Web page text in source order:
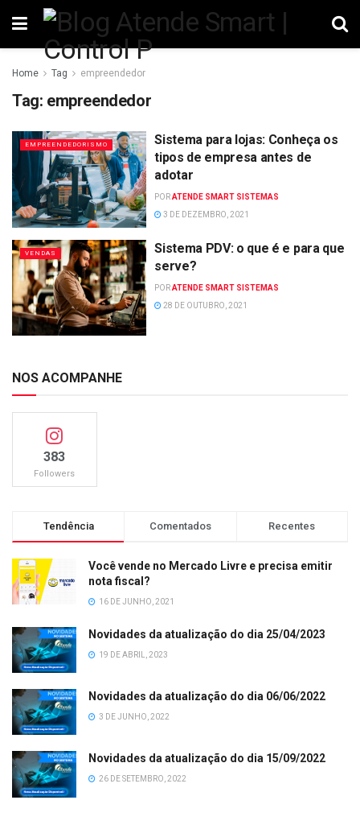
Home Tag empreendedor
Tag: empreendedor
EMPREENDEDORISMO
Sistema para lojas: Conheça os
tipos de empresa antes de
adotar
PORATENDE SMART SISTEMAS
3 DE DEZEMBRO, 2021
VENDAS
Sistema PDV: o que é e para que
serve?
PORATENDE SMART SISTEMAS
28 DE OUTUBRO, 2021
NOS ACOMPANHE
383
Followers
Tendência Comentados Recentes
Você vende no Mercado Livre e precisa emitir
nota fiscal?
16 DE JUNHO, 2021
Novidades da atualização do dia 25/04/2023
19 DE ABRIL, 2023
Novidades da atualização do dia 06/06/2022
3 DE JUNHO, 2022
Novidades da atualização do dia 15/09/2022
26 DE SETEMBRO, 2022